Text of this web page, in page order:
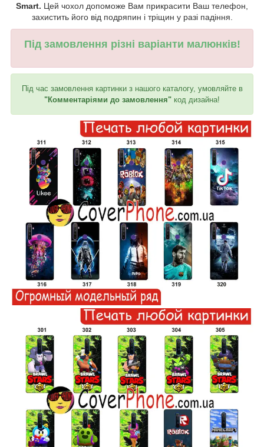
Smart. Цей чохол допоможе Вам прикрасити Ваш телефон,
захистить його від подряпин і тріщин у разі падіння.
Під замовлення різні варіанти малюнків!
Під час замовлення картинки з нашого каталогу, умовляйте в
"Комментаріями до замовлення" код дизайна!